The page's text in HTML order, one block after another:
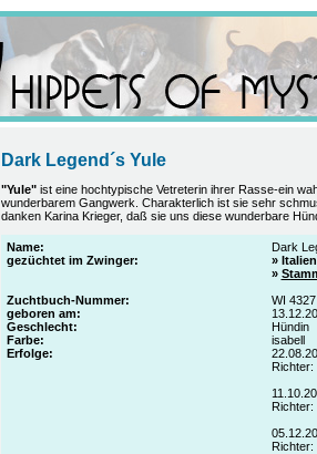
Dark Legend´s Yule
"Yule"ist eine hochtypische Vetreterin ihrer Rasse-ein
wunderbarem Gangwerk. Charakterlich ist sie sehr
danken Karina Krieger, daß sie uns diese wunderbare
Name:
Dark
gezüchtet im Zwinger:
»
»
Zuchtbuch-Nummer:
WI 4327
geboren am:
Geschlecht:
Hündin
Farbe:
isabell
Erfolge: